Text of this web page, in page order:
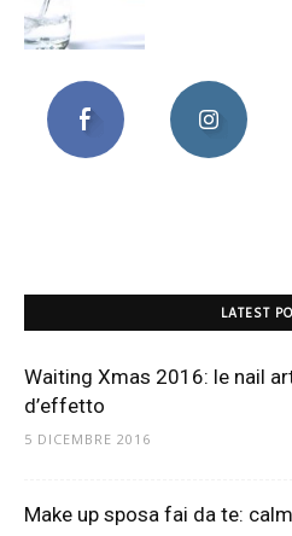
LATEST
Waiting Xmas 2016: le nail
d’effetto
5 DICEMBRE 2016
Make up sposa fai da te: